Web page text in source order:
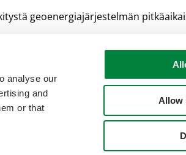
analyse our
and
or that
Allow
geoenergiajärjestelmän
Asiakkaamme voivat luottaa
suunnittelusta toteutukseen.